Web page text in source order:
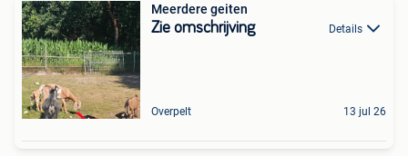
Meerdere geiten
Zie omschrijving Details
Overpelt 13 jul 26